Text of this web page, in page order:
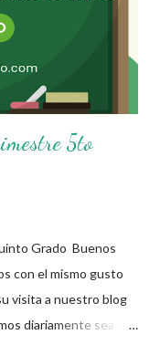
e informativos.
Planeacion 5to Grado
5to
Grado Buenos
con el mismo gusto
visita a nuestro blog
diariamente sea de